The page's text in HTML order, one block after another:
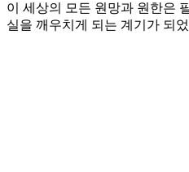
이 세상의 모든 원망과 원한은
실을 깨우치게 되는 계기가 되